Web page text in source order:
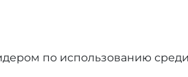
по использованию